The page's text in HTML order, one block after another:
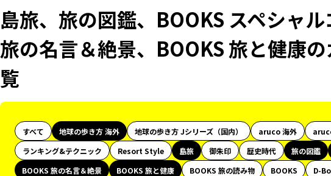
島旅、旅の図鑑、BOOKS スペシャ
旅の名言＆絶景、BOOKS 旅と健康
覧
すべて 地球の歩き方 海外 地球の歩き方 Jシリーズ（国内） aruco 海外
ランキング&テクニック
Resort Style 島旅 御朱印 歴史時代 旅の図鑑
BOOKS 旅の名言＆絶景
BOOKS 旅と健康 BOOKS 旅の読み物 BOOKS
D-